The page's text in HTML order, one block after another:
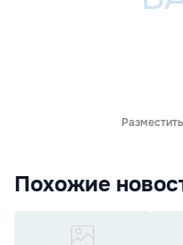
Похожие